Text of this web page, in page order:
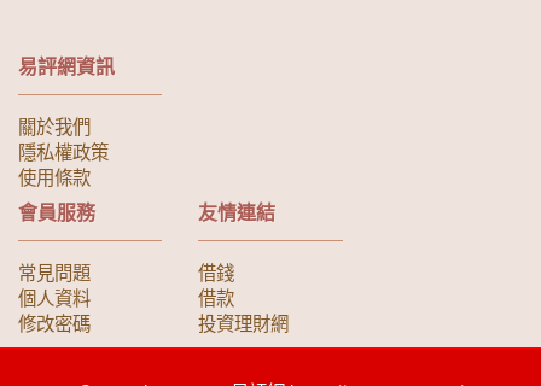
易評網資訊
關於我們
隱私權政策
使用條款
會員服務
常見問題
個人資料
修改密碼
友情連結
借錢
借款
投資理財網